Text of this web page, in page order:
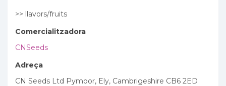
>> llavors/fruits
Comercialitzadora
CNSeeds
Adreça
CN Seeds Ltd Pymoor, Ely, Cambrigeshire CB6 2ED